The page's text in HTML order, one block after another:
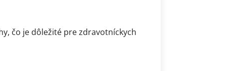
čo je dôležité pre zdravotníckych